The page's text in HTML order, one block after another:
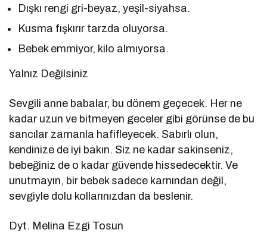
Dışkı rengi gri-beyaz, yeşil-siyahsa.
Kusma fışkırır tarzda oluyorsa.
Bebek emmiyor, kilo almıyorsa.
Yalnız Değilsiniz
Sevgili anne babalar, bu dönem geçecek. Her ne
kadar uzun ve bitmeyen geceler gibi görünse de bu
sancılar zamanla hafifleyecek. Sabırlı olun,
kendinize de iyi bakın. Siz ne kadar sakinseniz,
bebeğiniz de o kadar güvende hissedecektir. Ve
unutmayın, bir bebek sadece karnından değil,
sevgiyle dolu kollarınızdan da beslenir.
Dyt. Melina Ezgi Tosun